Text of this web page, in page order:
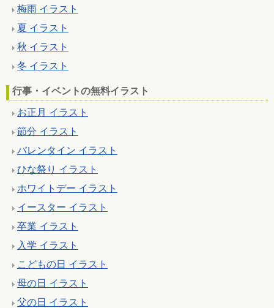
梅雨 イラスト
夏 イラスト
秋 イラスト
冬 イラスト
行事・イベントの無料イラスト
お正月 イラスト
節分 イラスト
バレンタイン イラスト
ひな祭り イラスト
ホワイトデー イラスト
イースター イラスト
卒業 イラスト
入学 イラスト
こどもの日 イラスト
母の日 イラスト
父の日 イラスト